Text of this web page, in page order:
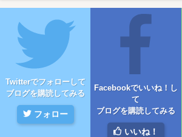
Twitterでフォローして
ブログを購読してみる
フォロー
Facebookでいいね！し
て
ブログを購読してみる
いいね！